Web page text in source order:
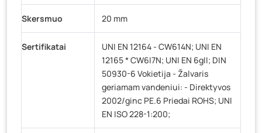
Skersmuo 20 mm
Sertifikatai
UNI EN 12164 - CW614N; UNI EN
12165 * CW6I7N; UNI EN 6glI; DIN
50930-6 Vokietija - Žalvaris
geriamam vandeniui: - Direktyvos
2002/ginc PE.6 Priedai ROHS; UNI
EN ISO 228-1:200;